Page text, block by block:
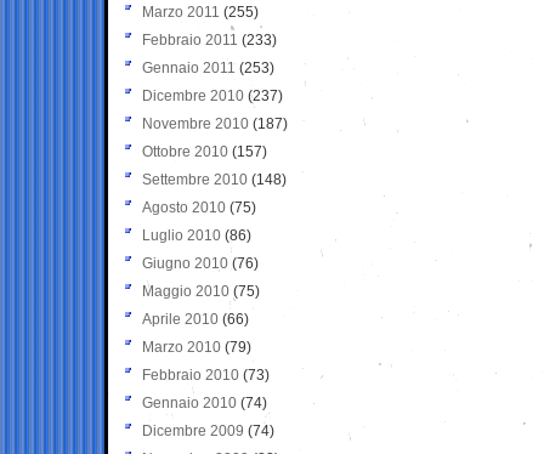
Marzo 2011 (255)
Febbraio 2011 (233)
Gennaio 2011 (253)
Dicembre 2010 (237)
Novembre 2010 (187)
Ottobre 2010 (157)
Settembre 2010 (148)
Agosto 2010 (75)
Luglio 2010 (86)
Giugno 2010 (76)
Maggio 2010 (75)
Aprile 2010 (66)
Marzo 2010 (79)
Febbraio 2010 (73)
Gennaio 2010 (74)
Dicembre 2009 (74)